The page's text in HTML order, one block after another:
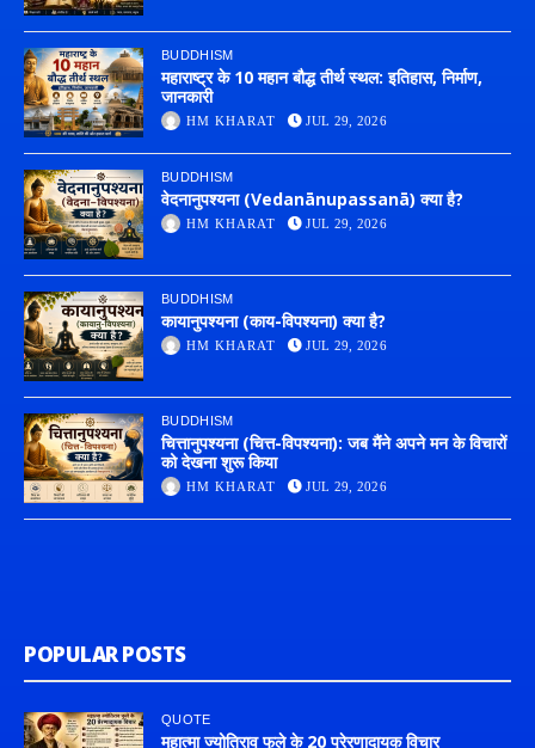
BUDDHISM
महाराष्ट्र के 10 महान बौद्ध तीर्थ स्थल: इतिहास, निर्माण,
जानकारी
HM KHARAT JUL 29, 2026
BUDDHISM
वेदनानुपश्यना (Vedanānupassanā) क्या है?
HM KHARAT JUL 29, 2026
BUDDHISM
कायानुपश्यना (काय-विपश्यना) क्या है?
HM KHARAT JUL 29, 2026
BUDDHISM
चित्तानुपश्यना (चित्त-विपश्यना): जब मैंने अपने मन के विचारों
को देखना शुरू किया
HM KHARAT JUL 29, 2026
POPULAR POSTS
QUOTE
महात्मा ज्योतिराव फुले के 20 प्रेरणादायक विचार